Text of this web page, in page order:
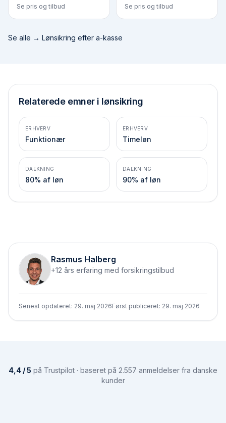
Se pris og tilbud Se pris og tilbud
Se alle → Lønsikring efter a-kasse
Relaterede emner i lønsikring
ERHVERV
Funktionær
ERHVERV
Timeløn
DAEKNING
80% af løn
DAEKNING
90% af løn
Rasmus Halberg
+12 års erfaring med forsikringstilbud
Senest opdateret: 29. maj 2026Først publiceret: 29. maj 2026
4,4 / 5 på Trustpilot · baseret på 2.557 anmeldelser fra danske
kunder